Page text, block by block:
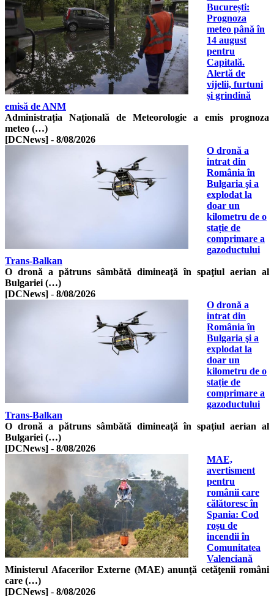
București:
Prognoza
meteo până în
14 august
pentru
Capitală.
Alertă de
vijelii, furtuni
și grindină
emisă de ANM
Administrația Națională de Meteorologie a emis prognoza
meteo (…)
[DCNews] - 8/08/2026
O dronă a
intrat din
România în
Bulgaria şi a
explodat la
doar un
kilometru de o
stație de
comprimare a
gazoductului
Trans-Balkan
O dronă a pătruns sâmbătă dimineaţă în spaţiul aerian al
Bulgariei (…)
[DCNews] - 8/08/2026
O dronă a
intrat din
România în
Bulgaria şi a
explodat la
doar un
kilometru de o
stație de
comprimare a
gazoductului
Trans-Balkan
O dronă a pătruns sâmbătă dimineaţă în spaţiul aerian al
Bulgariei (…)
[DCNews] - 8/08/2026
MAE,
avertisment
pentru
românii care
călătoresc în
Spania: Cod
roșu de
incendii în
Comunitatea
Valenciană
Ministerul Afacerilor Externe (MAE) anunță cetăţenii români
care (…)
[DCNews] - 8/08/2026